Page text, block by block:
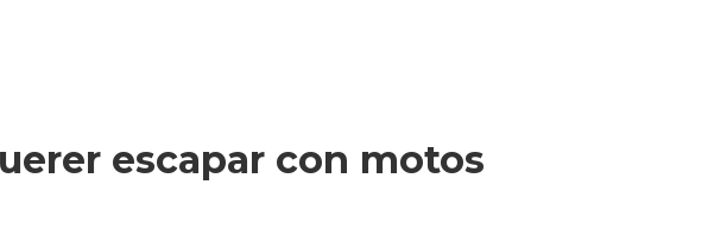
escapar con motos